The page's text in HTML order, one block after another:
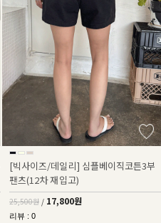
[빅사이즈/데일리] 심플베이직코튼3부
팬츠(12차 재입고)
25,500원 / 17,800원
리뷰 : 0